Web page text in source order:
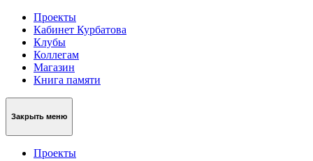
Проекты
Кабинет Курбатова
Клубы
Коллегам
Магазин
Книга памяти
Закрыть меню
Проекты